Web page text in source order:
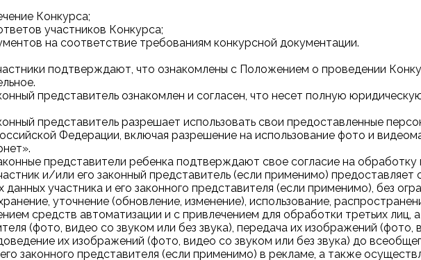
Конкурса;
участников Конкурса;
на соответствие требованиям конкурсной документации.
подтверждают, что ознакомлены с Положением о проведении
представитель ознакомлен и согласен, что несет полную
представитель разрешает использовать свои предоставленные
Федерации, включая разрешение на использование фото и
представители ребенка подтверждают свое согласие на
и/или его законный представитель (если применимо)
участника и его законного представителя (если применимо), без
уточнение (обновление, изменение), использование,
средств автоматизации и с привлечением для обработки третьих лиц,
(фото, видео со звуком или без звука), передача их изображений
их изображений (фото, видео со звуком или без звука) до
законного представителя (если применимо) в рекламе, а также